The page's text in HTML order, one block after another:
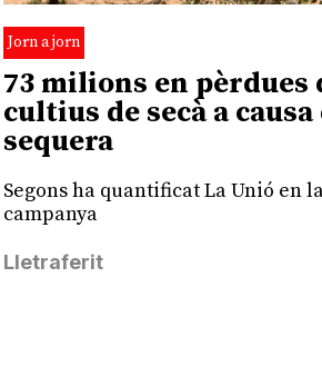
Jorn a jorn
73 milions en pèrdues
cultius de secà a causa
sequera
Segons ha quantificat La Unió en
campanya
Lletraferit